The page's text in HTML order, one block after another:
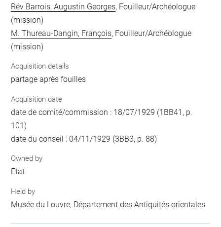
Rév Barrois, Augustin Georges, Fouilleur/Archéologue
(mission)
M. Thureau-Dangin, François, Fouilleur/Archéologue
(mission)
Acquisition details
partage après fouilles
Acquisition date
date de comité/commission : 18/07/1929 (1BB41, p.
101)
date du conseil : 04/11/1929 (3BB3, p. 88)
Owned by
Etat
Held by
Musée du Louvre, Département des Antiquités orientales